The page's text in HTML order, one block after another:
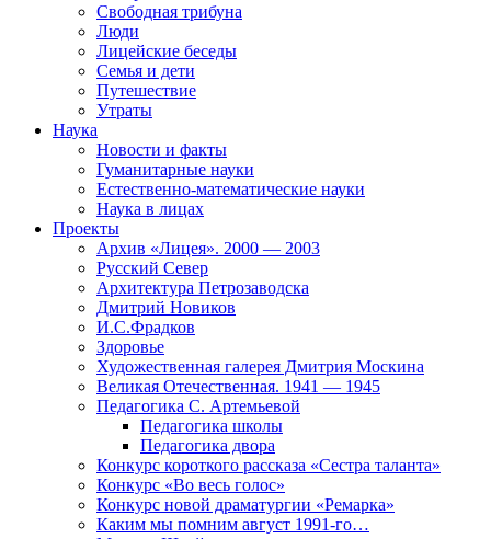
Свободная трибуна
Люди
Лицейские беседы
Семья и дети
Путешествие
Утраты
Наука
Новости и факты
Гуманитарные науки
Естественно-математические науки
Наука в лицах
Проекты
Архив «Лицея». 2000 — 2003
Русский Север
Архитектура Петрозаводска
Дмитрий Новиков
И.С.Фрадков
Здоровье
Художественная галерея Дмитрия Москина
Великая Отечественная. 1941 — 1945
Педагогика С. Артемьевой
Педагогика школы
Педагогика двора
Конкурс короткого рассказа «Сестра таланта»
Конкурс «Во весь голос»
Конкурс новой драматургии «Ремарка»
Каким мы помним август 1991-го…